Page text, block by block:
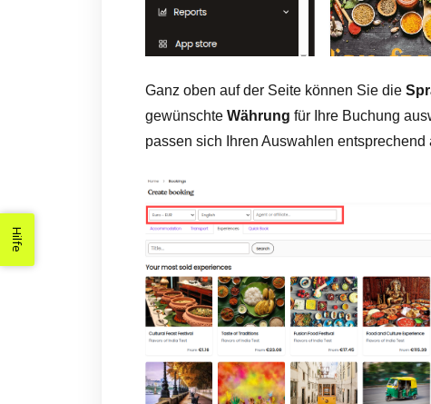
Ganz oben auf der Seite können Sie die
gewünschte Währung für Ihre Buchung
passen sich Ihren Auswahlen entsprechend
Hilfe